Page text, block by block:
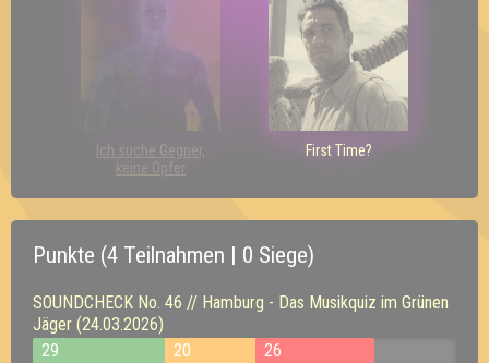
Ich suche Gegner,
keine Opfer
First Time?
Punkte (4 Teilnahmen | 0 Siege)
SOUNDCHECK No. 46 // Hamburg - Das Musikquiz im Grünen
Jäger (24.03.2026)
29
20
26